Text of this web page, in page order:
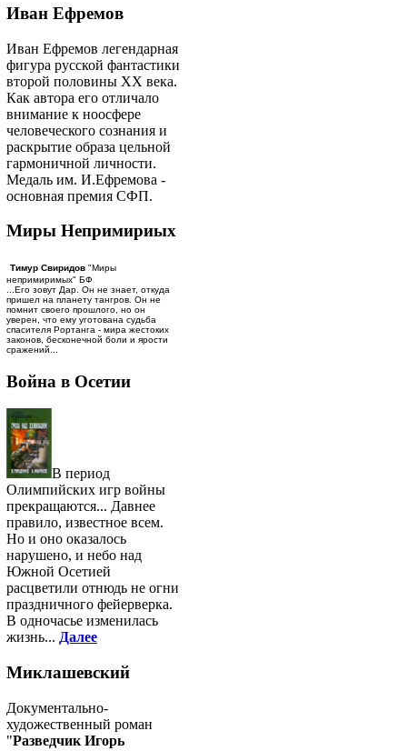
Иван Ефремов
Иван Ефремов легендарная
фигура русской фантастики
второй половины ХХ века.
Как автора его отличало
внимание к ноосфере
человеческого сознания и
раскрытие образа цельной
гармоничной личности.
Медаль им. И.Ефремова -
основная премия СФП.
Миры Непримириых
Тимур Свиридов "Миры
непримиримых" БФ
...Его зовут Дар. Он не знает, откуда
пришел на планету тангров. Он не
помнит своего прошлого, но он
уверен, что ему уготована судьба
спасителя Рортанга - мира жестоких
законов, бесконечной боли и ярости
сражений...
Война в Осетии
В период
Олимпийских игр войны
прекращаются... Давнее
правило, известное всем.
Но и оно оказалось
нарушено, и небо над
Южной Осетией
расцветили отнюдь не огни
праздничного фейерверка.
В одночасье изменилась
жизнь... Далее
Миклашевский
Документально-
художественный роман
"Разведчик Игорь